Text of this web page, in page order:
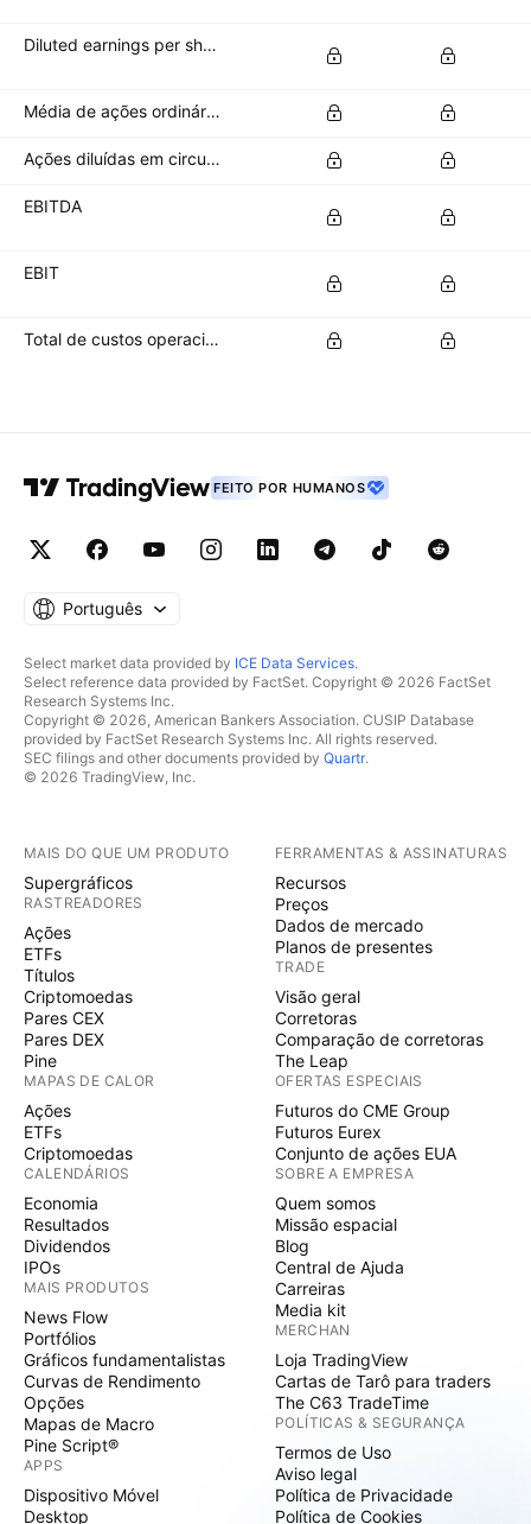
Diluted earnings per share (diluted EPS)
Média de ações ordinárias em circulação
Ações diluídas em circulação
EBITDA
EBIT
Total de custos operacionais
FEITO POR HUMANOS
Português
Select market data provided by ICE Data Services.
Select reference data provided by FactSet. Copyright © 2026 FactSet
Research Systems Inc.
Copyright © 2026, American Bankers Association. CUSIP Database
provided by FactSet Research Systems Inc. All rights reserved.
SEC filings and other documents provided by Quartr.
© 2026 TradingView, Inc.
MAIS DO QUE UM PRODUTO
Supergráficos
RASTREADORES
Ações
ETFs
Títulos
Criptomoedas
Pares CEX
Pares DEX
Pine
MAPAS DE CALOR
Ações
ETFs
Criptomoedas
CALENDÁRIOS
Economia
Resultados
Dividendos
IPOs
MAIS PRODUTOS
News Flow
Portfólios
Gráficos fundamentalistas
Curvas de Rendimento
Opções
Mapas de Macro
Pine Script®
APPS
Dispositivo Móvel
Desktop
FERRAMENTAS & ASSINATURAS
Recursos
Preços
Dados de mercado
Planos de presentes
TRADE
Visão geral
Corretoras
Comparação de corretoras
The Leap
OFERTAS ESPECIAIS
Futuros do CME Group
Futuros Eurex
Conjunto de ações EUA
SOBRE A EMPRESA
Quem somos
Missão espacial
Blog
Central de Ajuda
Carreiras
Media kit
MERCHAN
Loja TradingView
Cartas de Tarô para traders
The C63 TradeTime
POLÍTICAS & SEGURANÇA
Termos de Uso
Aviso legal
Política de Privacidade
Política de Cookies